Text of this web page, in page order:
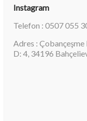
Instagram
Telefon : 0507 055
Adres :
D: 4, 34196